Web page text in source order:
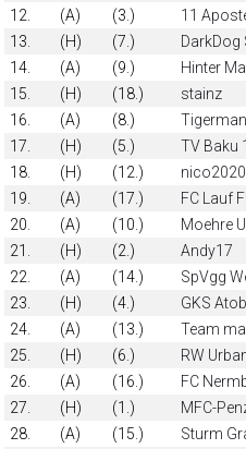
12.
(A) (3.) 11
13.
(H) (7.) DarkDog
14.
(A) (9.) Hinter
15.
(H) (18.) stainz
16.
(A) (8.)
17.
(H) (5.) TV Baku
18.
(H) (12.) nico2020
19.
(A) (17.) FC Lauf
20.
(A) (10.) Moehre
21.
(H) (2.) Andy17
22.
(A) (14.) SpVgg
23.
(H) (4.) GKS
24.
(A) (13.) Team
25.
(H) (6.) RW
26.
(A) (16.) FC
27.
(H) (1.) MFC-
28.
(A) (15.) Sturm